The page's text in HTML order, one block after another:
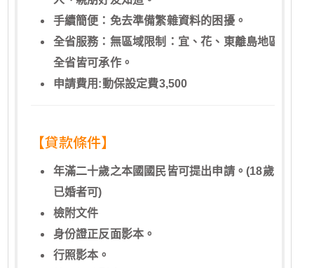
手續簡便：免去準備繁雜資料的困擾。
全省服務：無區域限制：宜、花、東離島地區
全省皆可承作。
申請費用:動保設定費3,500
【貸款條件】
年滿二十歲之本國國民皆可提出申請。(18歲
已婚者可)
檢附文件
身份證正反面影本。
行照影本。